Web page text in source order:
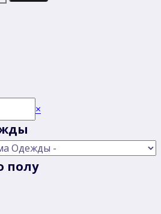
×
полу